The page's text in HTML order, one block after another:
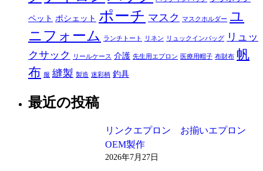
ペット ポシェット ポーチ マスク マスクホルダー ユ
ニフォーム
ランチトート リネン リュックインバッグ
リュッ
クサック
リールケース 介護 先生用エプロン 医療用帽子 布財布 帆
布 服 縫製 製造 迷彩柄 釣具
最近の投稿
リンクエプロン お揃いエプロン
OEM製作
2026年7月27日